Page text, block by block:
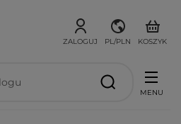
ZALOGUJ PL/PLN KOSZYK
MENU